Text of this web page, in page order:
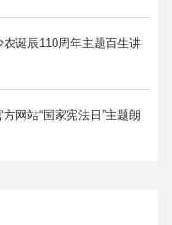
农诞辰110周年主题百生讲
网站“国家宪法日”主题朗